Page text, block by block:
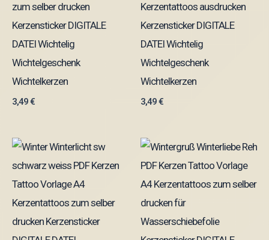
zum selber drucken
Kerzensticker DIGITALE
DATEI Wichtelig
Wichtelgeschenk
Wichtelkerzen
3,49€
Kerzentattoos ausdrucken
Kerzensticker DIGITALE
DATEI Wichtelig
Wichtelgeschenk
Wichtelkerzen
3,49€